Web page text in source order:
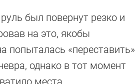
был повернут резко и
на это, якобы
попыталась «переставить»
однако в тот момент
места.